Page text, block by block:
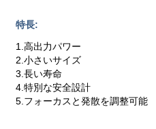
特長:
1.高出力パワー
2.小さいサイズ
3.長い寿命
4.特別な安全設計
5.フォーカスと発散を調整可能